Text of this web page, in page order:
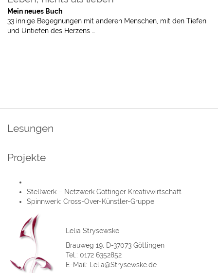
Mein neues Buch
33 innige Begegnungen mit anderen Menschen, mit den Tiefen
und Untiefen des Herzens …
Lesungen
Projekte
Stellwerk – Netzwerk Göttinger Kreativwirtschaft
Spinnwerk: Cross-Over-Künstler-Gruppe
Lelia Strysewske
Brauweg 19, D-37073 Göttingen
Tel.: 0172 6352852
E-Mail:
Lelia@Strysewske.de